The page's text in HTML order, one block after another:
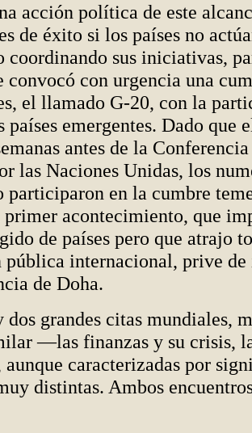
acción política de este
de éxito si los países no
coordinando sus iniciativas,
convocó con urgencia una
el llamado G-20, con la
emergentes. Dado que
antes de la
las Naciones Unidas, los
participaron en la cumbre
primer acontecimiento, que
de países pero que atrajo
pública internacional, prive
de Doha.
dos grandes citas mundiales,
—las finanzas y su crisis,
caracterizadas por
distintas. Ambos